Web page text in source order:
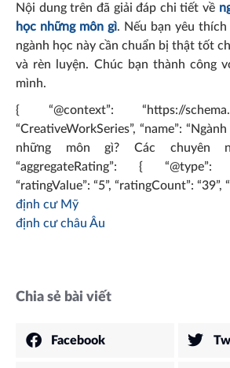
Nội dung trên đã giải đáp chi tiết về
học những môn gì. Nếu bạn yêu
ngành học này cần chuẩn bị thật tốt
và rèn luyện. Chúc bạn thành công
mình.
{ “@context”: “https://
“CreativeWorkSeries”, “name”:
những môn gì? Các chuyên
“aggregateRating”: { “@type”:
“ratingValue”: “5”, “ratingCount”: “39”,
định cư Mỹ
định cư châu Âu
Chia sẻ bài viết
Facebook